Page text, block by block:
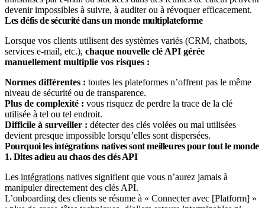
devenir impossibles à suivre, à auditer ou à révoquer efficacement.
Les défis de sécurité dans un monde multiplateforme
Lorsque vos clients utilisent des systèmes variés (CRM, chatbots,
services e-mail, etc.), chaque nouvelle clé API gérée
manuellement multiplie vos risques :
Normes différentes : toutes les plateformes n’offrent pas le même
niveau de sécurité ou de transparence.
Plus de complexité : vous risquez de perdre la trace de la clé
utilisée à tel ou tel endroit.
Difficile à surveiller : détecter des clés volées ou mal utilisées
devient presque impossible lorsqu’elles sont dispersées.
Pourquoi les intégrations natives sont meilleures pour tout le monde
1. Dites adieu au chaos des clés API
Les intégrations natives signifient que vous n’aurez jamais à
manipuler directement des clés API.
L’onboarding des clients se résume à « Connecter avec [Platform] »